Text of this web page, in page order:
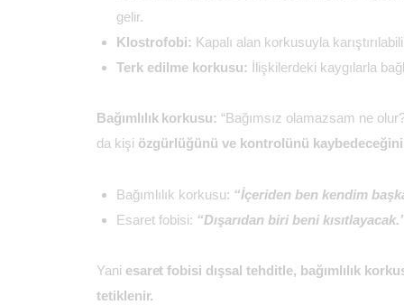
gelir.
Klostrofobi: Kapalı alan korkusuyla
Terk edilme korkusu: İlişkilerdeki kaygılarla
Bağımlılık korkusu: “Bağımsız olamazsam ne
da kişi özgürlüğünü ve kontrolünü kaybedeceğini
Bağımlılık korkusu: “İçeriden ben kendim
Esaret fobisi: “Dışarıdan biri beni
Yani esaret fobisi dışsal tehditle, bağımlılık
tetiklenir.